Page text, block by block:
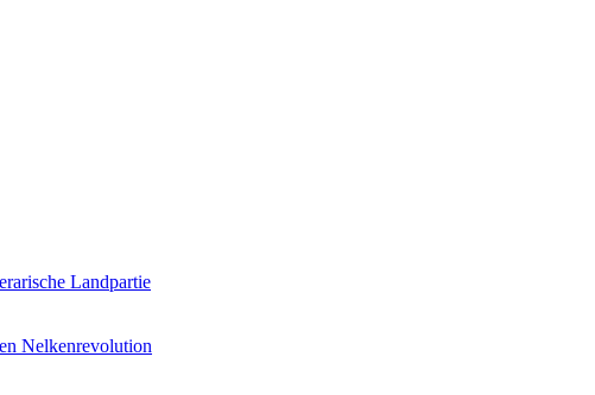
Landpartie
Nelkenrevolution